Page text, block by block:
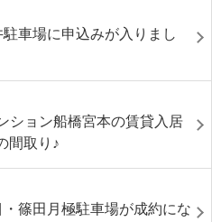
駐車場に申込みが入りまし
ション船橋宮本の賃貸入居
間取り♪
・篠田月極駐車場が成約にな